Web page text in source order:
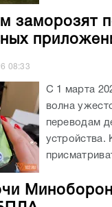
заморозят
08:33
С 1 марта
волна
переводам
устройства.